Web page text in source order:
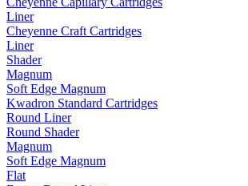
Liner
Cheyenne Craft Cartridges
Liner
Shader
Magnum
Soft Edge Magnum
Kwadron Standard Cartridges
Round Liner
Round Shader
Magnum
Soft Edge Magnum
Flat